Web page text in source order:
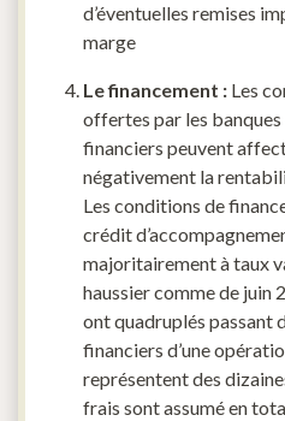
d’éventuelles remises
marge
Le financement : Les
offertes par les
financiers peuvent
négativement la
Les conditions de
crédit
majoritairement à taux
haussier comme de juin
ont quadruplés passant
financiers d’une
représentent des
frais sont assumé en